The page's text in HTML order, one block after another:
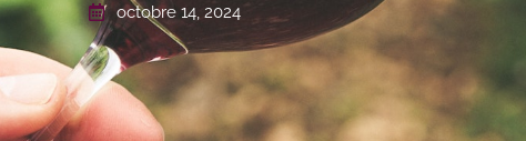
octobre 14, 2024